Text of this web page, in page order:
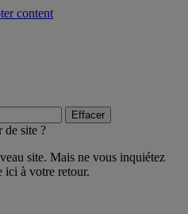
content
Effacer
de site ?
site. Mais ne vous inquiétez
ici à votre retour.